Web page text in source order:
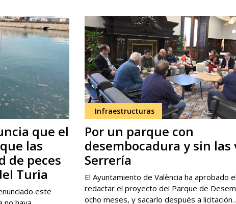
que el
las
de peces
Turia
este
Infraestructuras
Por un parque con
desembocadura y sin las
Serrería
El Ayuntamiento de València ha aprobado
redactar el proyecto del Parque de
ocho meses, y sacarlo después a